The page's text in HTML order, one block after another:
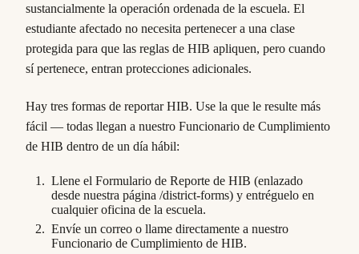
sustancialmente la operación ordenada de la escuela. El
estudiante afectado no necesita pertenecer a una clase
protegida para que las reglas de HIB apliquen, pero cuando
sí pertenece, entran protecciones adicionales.
Hay tres formas de reportar HIB. Use la que le resulte más
fácil — todas llegan a nuestro Funcionario de Cumplimiento
de HIB dentro de un día hábil:
Llene el Formulario de Reporte de HIB (enlazado
desde nuestra página /district-forms) y entréguelo en
cualquier oficina de la escuela.
Envíe un correo o llame directamente a nuestro
Funcionario de Cumplimiento de HIB.